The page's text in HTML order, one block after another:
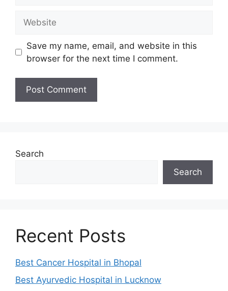
Save my name, email, and website in this
browser for the next time I comment.
Search
Search
Recent Posts
Best Cancer Hospital in Bhopal
Best Ayurvedic Hospital in Lucknow